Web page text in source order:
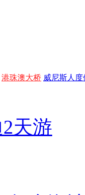
港珠澳大桥 威尼斯人度
天游